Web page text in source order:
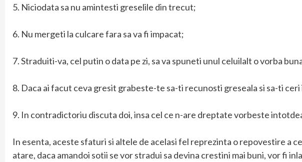
5. Niciodata sa nu amintesti greselile din trecut;
6. Nu mergeti la culcare fara sa va fi impacat;
7. Straduiti-va, cel putin o data pe zi, sa va spuneti unul celuilalt o vorba
8. Daca ai facut ceva gresit grabeste-te sa-ti recunosti greseala si sa-ti
9. In contradictoriu discuta doi, insa cel ce n-are dreptate vorbeste
In esenta, aceste sfaturi si altele de acelasi fel reprezinta o repovestire a
atare, daca amandoi sotii se vor stradui sa devina crestini mai buni, vor fi